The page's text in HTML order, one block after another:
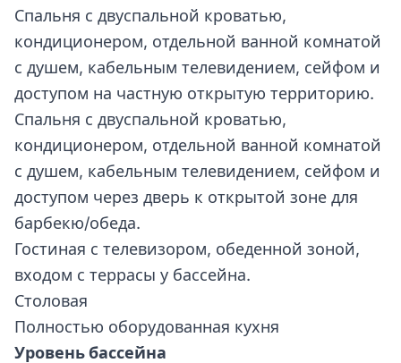
Спальня с двуспальной кроватью,
кондиционером, отдельной ванной комнатой
с душем, кабельным телевидением, сейфом и
доступом на частную открытую территорию.
Спальня с двуспальной кроватью,
кондиционером, отдельной ванной комнатой
с душем, кабельным телевидением, сейфом и
доступом через дверь к открытой зоне для
барбекю/обеда.
Гостиная с телевизором, обеденной зоной,
входом с террасы у бассейна.
Столовая
Полностью оборудованная кухня
Уровень бассейна